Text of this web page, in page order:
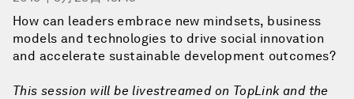
How can leaders embrace new mindsets, business
models and technologies to drive social innovation
and accelerate sustainable development outcomes?
This session will be livestreamed on TopLink and the